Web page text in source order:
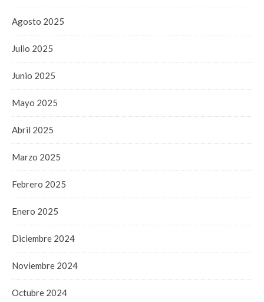
Agosto 2025
Julio 2025
Junio 2025
Mayo 2025
Abril 2025
Marzo 2025
Febrero 2025
Enero 2025
Diciembre 2024
Noviembre 2024
Octubre 2024